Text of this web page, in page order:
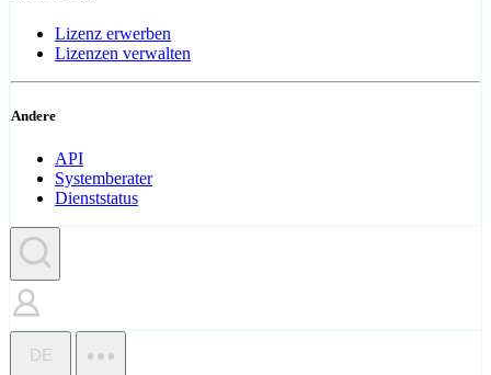
Lizenz erwerben
Lizenzen verwalten
Andere
API
Systemberater
Dienststatus
DE